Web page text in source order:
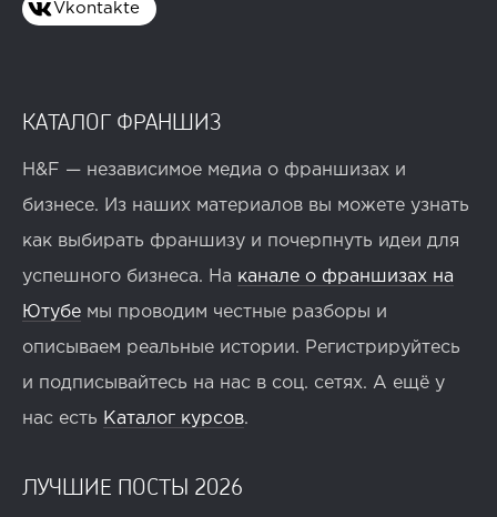
Vkontakte
КАТАЛОГ ФРАНШИЗ
H&F — независимое медиа о франшизах и
бизнесе. Из наших материалов вы можете узнать
как выбирать франшизу и почерпнуть идеи для
успешного бизнеса. На канале о франшизах на
Ютубе мы проводим честные разборы и
описываем реальные истории. Регистрируйтесь
и подписывайтесь на нас в соц. сетях. А ещё у
нас есть Каталог курсов.
ЛУЧШИЕ ПОСТЫ 2026